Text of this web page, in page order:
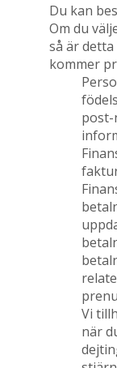
Du kan
Om du
så är
kommer
post-
Vi
när